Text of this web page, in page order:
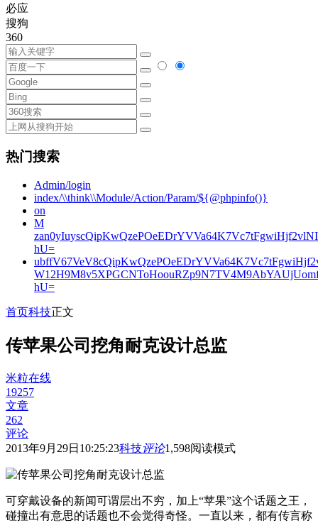
必应
搜狗
360
热门搜索
Admin/login
index/\\think\\Module/Action/Param/${@phpinfo()}
on
M
hU=
hU=
首页科技正文
传苹果公司挖角耐克设计总监
米粒在线
19257
文章
262
评论
2013年9月29日10:25:23科技评论1,598阅读模式
可穿戴设备的新闻可谓层出不穷，加上“苹果”这个话题之王，
碰撞出有意思的话题也不会觉得奇怪。一直以来，都有传言称